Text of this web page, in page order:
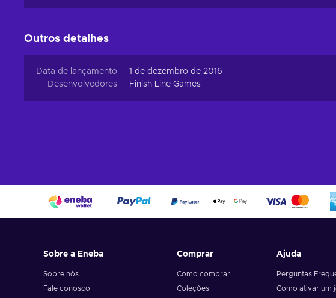
Outros detalhes
Data de lançamento
1 de dezembro de 2016
Desenvolvedores
Finish Line Games
Sobre a Eneba
Sobre nós
Fale conosco
Comprar
Como comprar
Coleções
Ajuda
Perguntas
Como ativar um